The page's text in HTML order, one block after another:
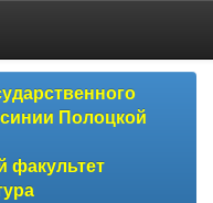
Полоцкой
факультет